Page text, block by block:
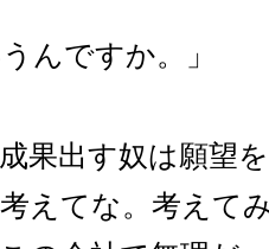
んですか。」
果出す奴は願望
えてな。考えて